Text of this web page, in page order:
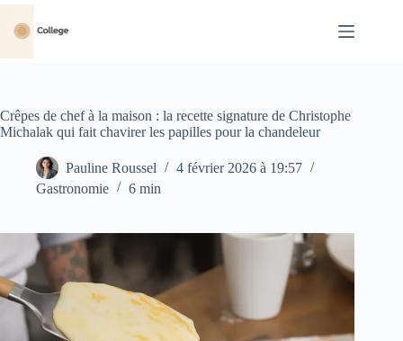
Passer
contenu
Crêpes de chef à la maison : la recette signature de Christophe
Michalak qui fait chavirer les papilles pour la chandeleur
Pauline Roussel
4 février 2026 à 19:57
Gastronomie
6 min